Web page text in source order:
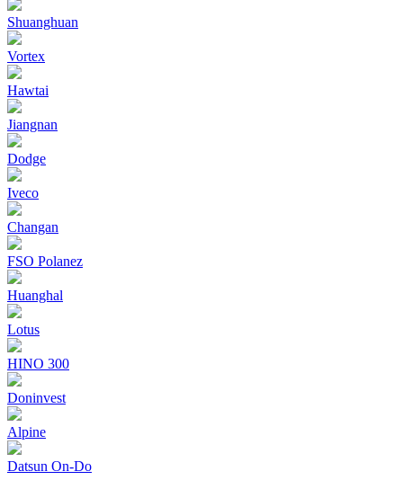
Shuanghuan
Vortex
Hawtai
Jiangnan
Dodge
Iveco
Changan
FSO Polanez
Huanghal
Lotus
HINO 300
Doninvest
Alpine
Datsun On-Do